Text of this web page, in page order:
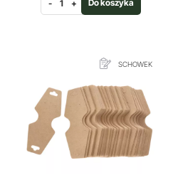
- + Do koszyka
SCHOWEK